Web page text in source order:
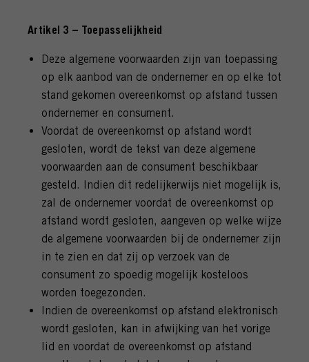
Artikel 3 – Toepasselijkheid
Deze algemene voorwaarden zijn van toepassing
op elk aanbod van de ondernemer en op elke tot
stand gekomen overeenkomst op afstand tussen
ondernemer en consument.
Voordat de overeenkomst op afstand wordt
gesloten, wordt de tekst van deze algemene
voorwaarden aan de consument beschikbaar
gesteld. Indien dit redelijkerwijs niet mogelijk is,
zal de ondernemer voordat de overeenkomst op
afstand wordt gesloten, aangeven op welke wijze
de algemene voorwaarden bij de ondernemer zijn
in te zien en dat zij op verzoek van de
consument zo spoedig mogelijk kosteloos
worden toegezonden.
Indien de overeenkomst op afstand elektronisch
wordt gesloten, kan in afwijking van het vorige
lid en voordat de overeenkomst op afstand